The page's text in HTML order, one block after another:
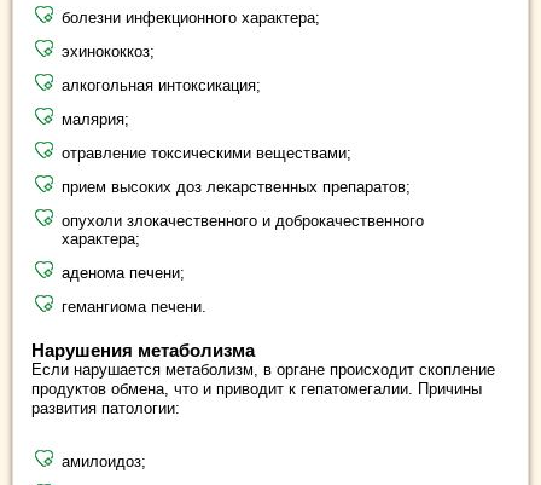
болезни инфекционного характера;
эхинококкоз;
алкогольная интоксикация;
малярия;
отравление токсическими веществами;
прием высоких доз лекарственных препаратов;
опухоли злокачественного и доброкачественного
характера;
аденома печени;
гемангиома печени.
Нарушения метаболизма
Если нарушается метаболизм, в органе происходит скопление
продуктов обмена, что и приводит к гепатомегалии. Причины
развития патологии:
амилоидоз;